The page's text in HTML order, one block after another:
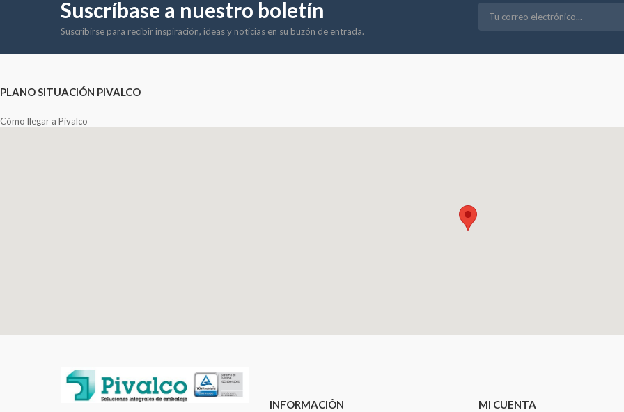
Suscríbase a nuestro boletín
Suscribirse para recibir inspiración, ideas y noticias en su buzón de entrada.
PLANO SITUACIÓN PIVALCO
Cómo llegar a Pivalco
INFORMACIÓN MI CUENTA